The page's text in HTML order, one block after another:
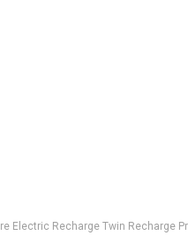
Electric Recharge Twin Recharge